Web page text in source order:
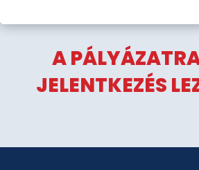
A
JELENTKEZÉS